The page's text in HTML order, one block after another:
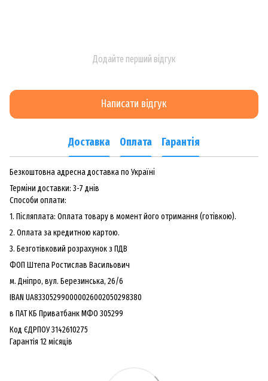
Додайте перший відгук
Написати відгук
Доставка Оплата Гарантія
Безкоштовна адресна доставка по Україні
Терміни доставки: 3-7 днів
Способи оплати:
1. Післяплата: Оплата товару в момент його отримання (готівкою).
2. Оплата за кредитною картою.
3. Безготiвковий розрахунок з ПДВ
ФОП Штепа Ростислав Васильович
м. Дніпро, вул. Березинська, 26/6
IBAN UA833052990000026002050298380
в ПАТ КБ Приватбанк МФО 305299
Код ЄДРПОУ 3142610275
Гарантiя 12 мiсяцiв